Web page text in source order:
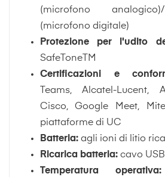
(microfono
(microfono digitale)
Protezione per l'udito
SafeToneTM
Certificazioni e
Teams, Alcatel-Lucent,
Cisco, Google Meet,
piattaforme di UC
Batteria:agli ioni di litio
Ricarica batteria:cavo
Temperatura operativa: